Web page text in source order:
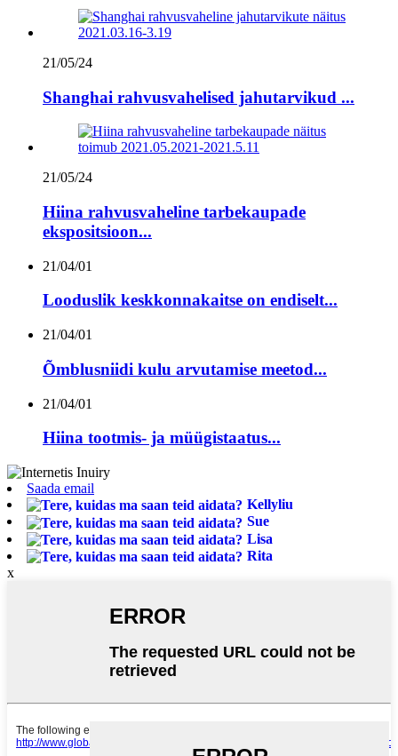
21/05/24
Shanghai rahvusvahelised jahutarvikud ...
21/05/24
Hiina rahvusvaheline tarbekaupade
ekspositsioon...
21/04/01
Looduslik keskkonnakaitse on endiselt...
21/04/01
Õmblusniidi kulu arvutamise meetod...
21/04/01
Hiina tootmis- ja müügistaatus...
Saada email
Kellyliu
Sue
Lisa
Rita
x